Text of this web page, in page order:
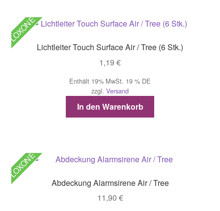
LOXONE
Lichtleiter Touch Surface Air / Tree (6 Stk.)
1,19 €
Enthält 19% MwSt. 19 % DE
zzgl. Versand
In den Warenkorb
LOXONE
Abdeckung Alarmsirene Air / Tree
11,90 €